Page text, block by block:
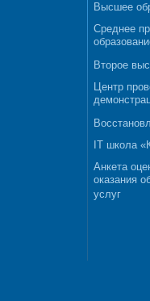
Высшее
Среднее
Второе
Центр
IT школа
Анкета
оказания
услуг